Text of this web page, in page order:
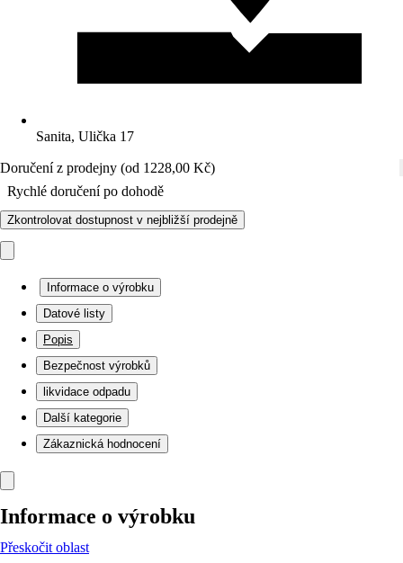
Sanita, Ulička 17
Doručení z prodejny (od 1228,00 Kč)
Rychlé doručení po dohodě
Zkontrolovat dostupnost v nejbližší prodejně
Informace o výrobku
Datové listy
Popis
Bezpečnost výrobků
likvidace odpadu
Další kategorie
Zákaznická hodnocení
Informace o výrobku
Přeskočit oblast